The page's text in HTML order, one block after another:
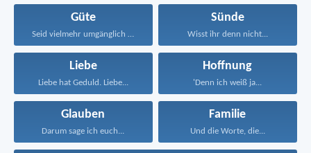
Güte
Seid vielmehr umgänglich und...
Sünde
Wisst ihr denn nicht...
Liebe
Liebe hat Geduld. Liebe...
Hoffnung
'Denn ich weiß ja...
Glauben
Darum sage ich euch...
Familie
Und die Worte, die...